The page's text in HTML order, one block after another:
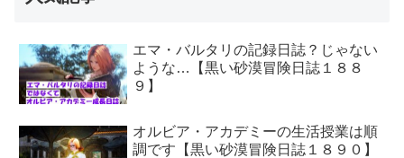
エマ・バルタリの記録日誌？じゃない
ような…【黒い砂漠冒険日誌１８８
９】
オルビア・アカデミーの生活授業は順
調です【黒い砂漠冒険日誌１８９０】